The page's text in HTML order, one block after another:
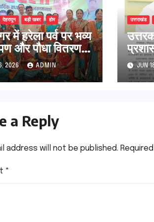
देहरादून बड़ी खबर होम
में हरेला पर्व पर भव्य
और पौधा वितरण
संपन्न, सैकड़ों
लिया पर्यावरण
का संकल्प
2026 ADMIN
उत्तराखंड
शासन
JUN
a Reply
address will not be published.
*